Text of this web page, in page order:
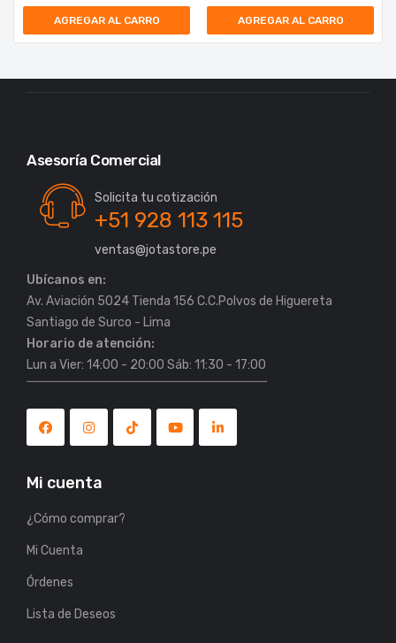
AGREGAR AL CARRO AGREGAR AL CARRO
Asesoría Comercial
Solicita tu cotización
+51 928 113 115
ventas@jotastore.pe
Ubícanos en:
Av. Aviación 5024 Tienda 156 C.C.Polvos de Higuereta
Horario de atención:
Lun a Vier: 14:00 - 20:00 Sáb: 11:30 - 17:00
Mi cuenta
¿Cómo comprar?
Mi Cuenta
Órdenes
Lista de Deseos